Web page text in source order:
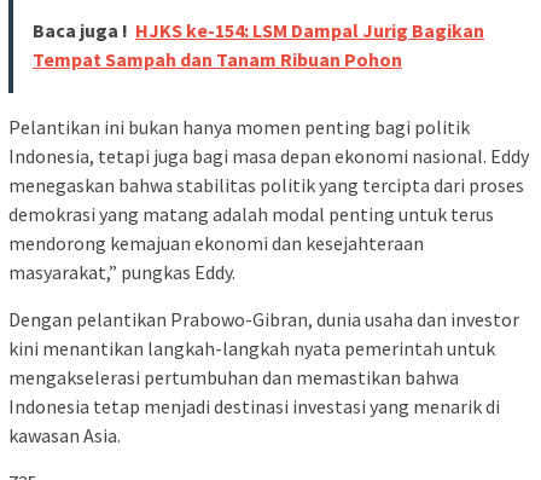
Baca juga ! HJKS ke-154: LSM Dampal Jurig Bagikan
Tempat Sampah dan Tanam Ribuan Pohon
Pelantikan ini bukan hanya momen penting bagi politik
Indonesia, tetapi juga bagi masa depan ekonomi nasional. Eddy
menegaskan bahwa stabilitas politik yang tercipta dari proses
demokrasi yang matang adalah modal penting untuk terus
mendorong kemajuan ekonomi dan kesejahteraan
masyarakat,” pungkas Eddy.
Dengan pelantikan Prabowo-Gibran, dunia usaha dan investor
kini menantikan langkah-langkah nyata pemerintah untuk
mengakselerasi pertumbuhan dan memastikan bahwa
Indonesia tetap menjadi destinasi investasi yang menarik di
kawasan Asia.